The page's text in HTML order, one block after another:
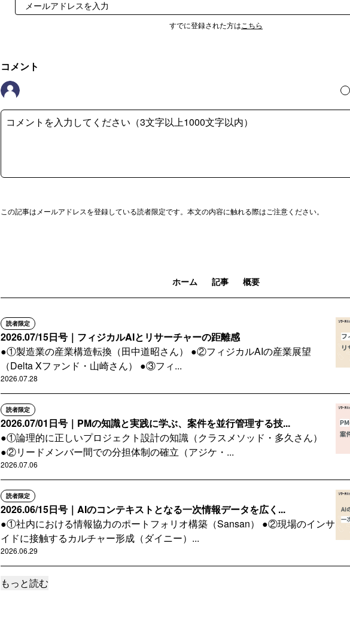
すでに登録された方は こちら
コメント
この記事はメールアドレスを登録している読者限定です。本文の内容に触れる際はご注意ください。
ホーム 記事 概要
読者限定
2026.07/15日号｜フィジカルAIとリサーチャーの距離感
●①製造業の産業構造転換（田中道昭さん） ●②フィジカルAIの産業展望
（Delta Xファンド・山崎さん） ●③フィ...
2026.07.28
読者限定
2026.07/01日号｜PMの知識と実践に学ぶ、案件を並行管理する技...
●①論理的に正しいプロジェクト設計の知識（クラスメソッド・多久さん）
●②リードメンバー間での分担体制の確立（アジケ・...
2026.07.06
読者限定
2026.06/15日号｜AIのコンテキストとなる一次情報データを広く...
●①社内における情報協力のポートフォリオ構築（Sansan） ●②現場のインサ
イドに接触するカルチャー形成（ダイニー）...
2026.06.29
読者限定
もっと読む